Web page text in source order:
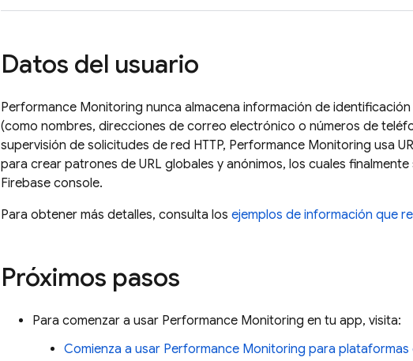
Datos del usuario
Performance Monitoring nunca almacena información de
(como nombres, direcciones de correo electrónico o números de
supervisión de solicitudes de red HTTP, Performance Monitoring usa
para crear patrones de URL globales y anónimos, los cuales
Firebase console.
Para obtener más detalles, consulta los ejemplos de información que
Próximos pasos
Para comenzar a usar Performance Monitoring en tu app, visita:
Comienza a usar Performance Monitoring para plataformas